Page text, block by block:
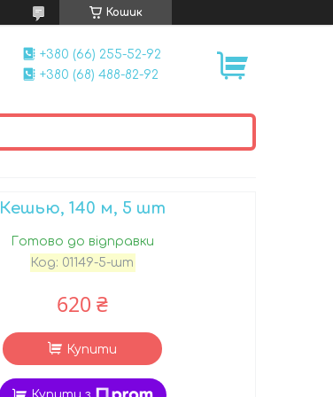
Кошик
+380 (66) 255-52-92
+380 (68) 488-82-92
Кешью, 140 м, 5 шт
Готово до відправки
Код: 01149-5-шт
620 ₴
Купити